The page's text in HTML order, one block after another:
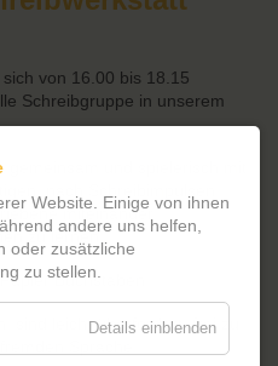
von 16.00 bis 18.15
Schreibgruppe in unserem
gemeinsam und spielerisch mit
miteinander
zu lernen.
sind leicht überfordert, frei zu
Sprache.
Website. Einige von ihnen
andere uns helfen,
oder zusätzliche
zu stellen.
Details einblenden